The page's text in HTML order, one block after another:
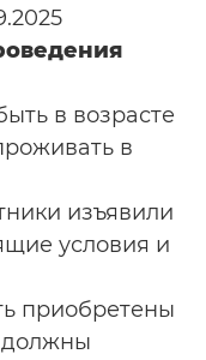
в возрасте
в
изъявили
условия и
приобретены
должны